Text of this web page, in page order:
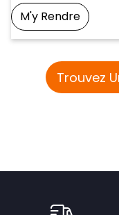
M'y Rendre
Prendre Un
Trouvez